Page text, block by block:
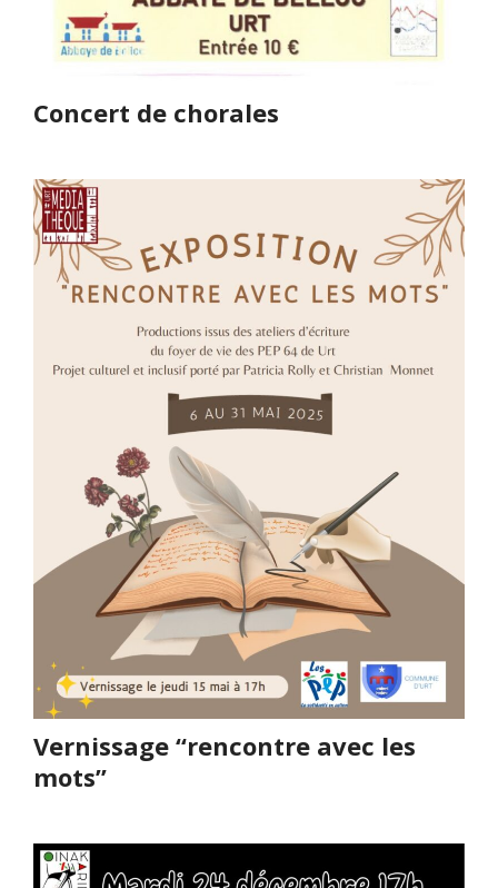
Concert de chorales
Vernissage “rencontre avec les
mots”